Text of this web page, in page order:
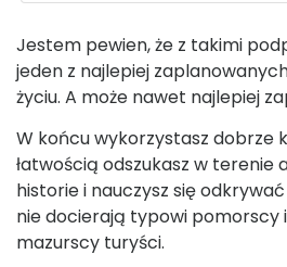
Jestem pewien, że z takimi
jeden z najlepiej
życiu. A może nawet najlepiej
W końcu wykorzystasz dobrze
łatwością odszukasz w terenie
historie i nauczysz się
nie docierają typowi pomorscy
mazurscy turyści.